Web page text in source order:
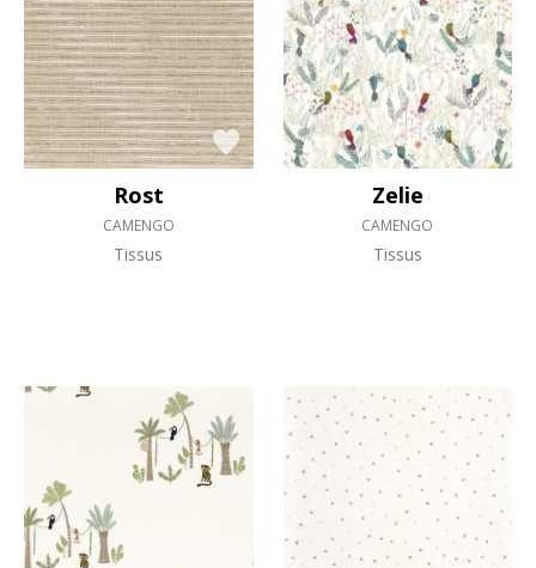
Rost
CAMENGO
Tissus
Zelie
CAMENGO
Tissus